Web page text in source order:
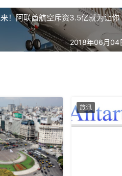
！阿联酋航空斥资3.5亿就为让你
2018年06月04
旅讯